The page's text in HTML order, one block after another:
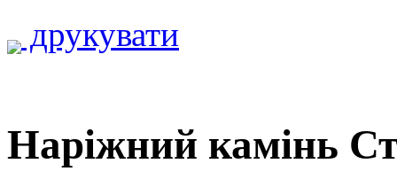
друкувати
Наріжний камінь